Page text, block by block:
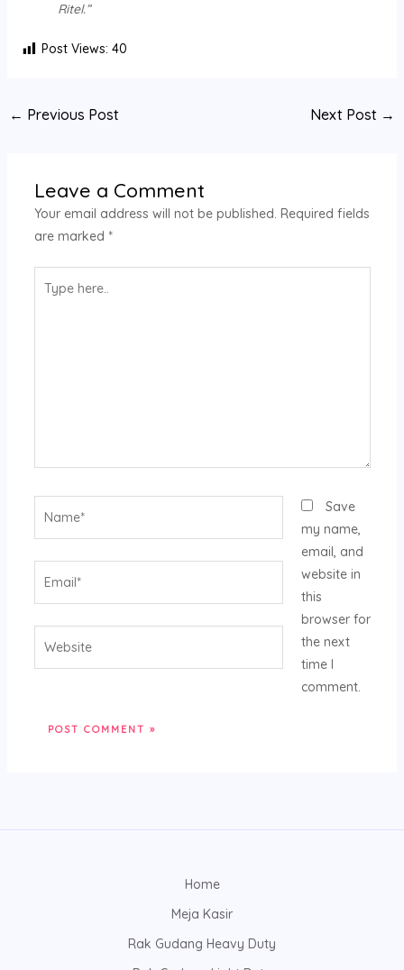
Ritel.”
Post Views: 40
← Previous Post Next Post →
Leave a Comment
Your email address will not be published. Required fields
are marked *
here..
Save
my name,
email, and
website in
this
browser for
the next
time I
comment.
Home
Meja Kasir
Rak Gudang Heavy Duty